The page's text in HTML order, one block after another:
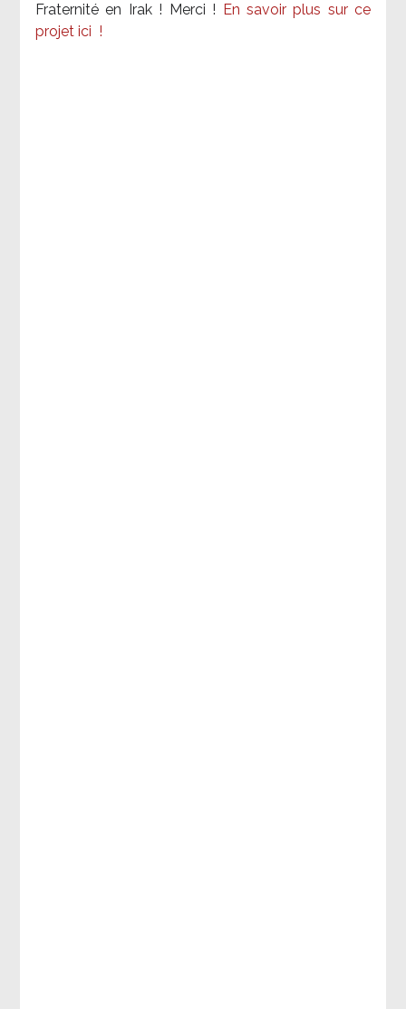
Fraternité en Irak ! Merci !
En savoir plus sur ce
projet ici !